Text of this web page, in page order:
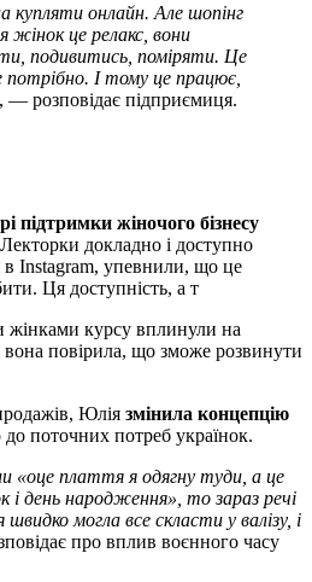
купляти онлайн. Але шопінг
жінок це релакс, вони
подивитись, поміряти. Це
потрібно. І тому це працює,
— розповідає підприємиця.
підтримки жіночого бізнесу
докладно і доступно
в Instagram, упевнили, що це
Ця доступність, а т
жінками курсу вплинули на
вона повірила, що зможе розвинути
Юлія змінила концепцію
до поточних потреб українок.
«оце плаття я одягну туди, а це
і день народження», то зараз речі
могла все скласти у валізу, і
про вплив воєнного часу